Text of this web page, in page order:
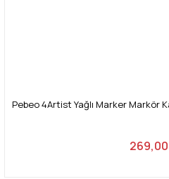
Pebeo 4Artist Yağlı Marker Markör